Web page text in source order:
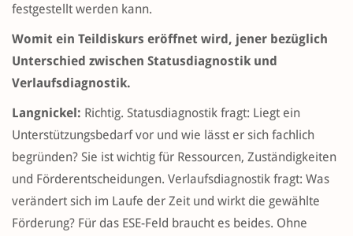
festgestellt werden kann.
Womit ein Teildiskurs eröffnet wird, jener bezüglich
Unterschied zwischen Statusdiagnostik und
Verlaufsdiagnostik.
Langnickel: Richtig. Statusdiagnostik fragt: Liegt ein
Unterstützungsbedarf vor und wie lässt er sich fachlich
begründen? Sie ist wichtig für Ressourcen, Zuständigkeiten
und Förderentscheidungen. Verlaufsdiagnostik fragt: Was
verändert sich im Laufe der Zeit und wirkt die gewählte
Förderung? Für das ESE-Feld braucht es beides. Ohne